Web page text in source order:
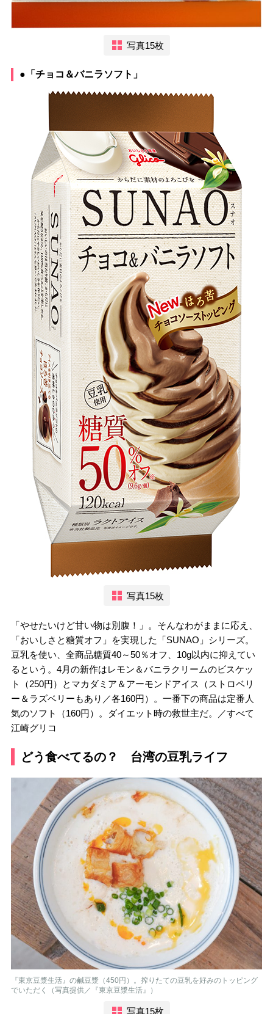
写真15枚
●「チョコ＆バニラソフト」
写真15枚
「やせたいけど甘い物は別腹！」。そんなわがままに応え、
「おいしさと糖質オフ」を実現した「SUNAO」シリーズ。
豆乳を使い、全商品糖質40～50％オフ、10g以内に抑えてい
るという。4月の新作はレモン＆バニラクリームのビスケッ
ト（250円）とマカダミア＆アーモンドアイス（ストロベリ
ー＆ラズベリーもあり／各160円）。一番下の商品は定番人
気のソフト（160円）。ダイエット時の救世主だ。／すべて
江崎グリコ
どう食べてるの？ 台湾の豆乳ライフ
『東京豆漿生活』の鹹豆漿（450円）。搾りたての豆乳を好みのトッピング
でいただく（写真提供／『東京豆漿生活』）
写真15枚